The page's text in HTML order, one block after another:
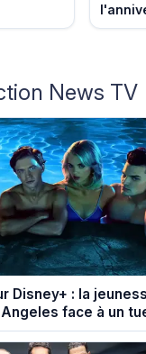
News TV
Disney+ : la
face à un
80